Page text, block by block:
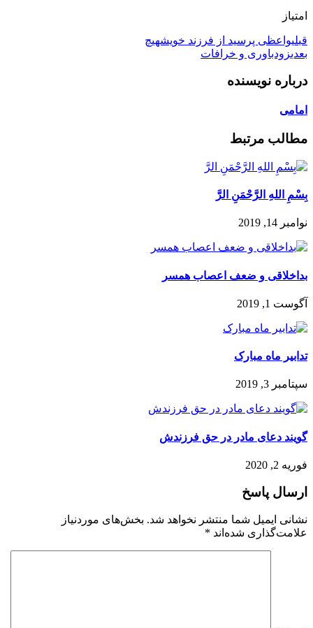
امتیاز
قبلیواعظی پرسید از فرزند خویشهیچ
بعدیزودباورى و خرافات
درباره نویسنده
امامی
مطالب مرتبط
بِسْمِ اللهِ الرَّحْمَنِ الرَّ
نوامبر 14, 2019
بداخلاقی و ضعف اعصاب همسر
آگوست 1, 2019
تدابیر ماه مبارک
سپتامبر 3, 2019
گویند دعای مادر در حق فرزندش
فوریه 2, 2020
ارسال پاسخ
نشانی ایمیل شما منتشر نخواهد شد. بخش‌های موردنیاز
علامت‌گذاری شده‌اند *